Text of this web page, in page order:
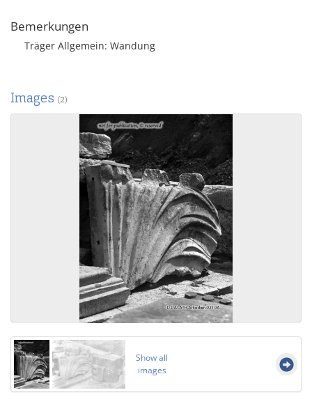
Bemerkungen
Träger Allgemein: Wandung
Images (2)
Show all
images